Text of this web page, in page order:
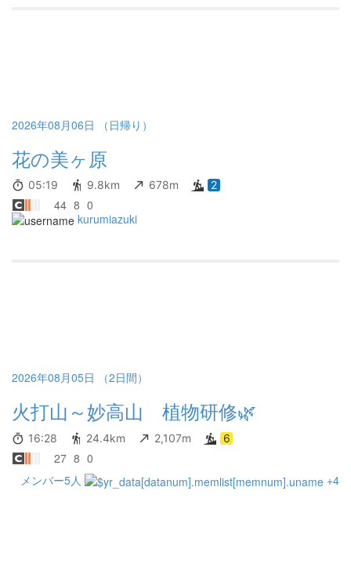
2026年08月06日 （日帰り）
花の美ヶ原
05:19 9.8km 678m 2
44 8 0
kurumiazuki
2026年08月05日 （2日間）
火打山～妙高山 植物研修🌿
16:28 24.4km 2,107m 6
27 8 0
メンバー5人
+4